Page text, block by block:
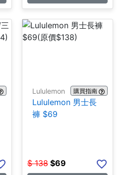
Lululemon 購買指南
Lululemon 男士長
褲 $69
$ 138 $69